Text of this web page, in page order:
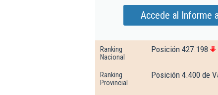
Accede al Informe
Ranking
Nacional
Posición 427.198
Ranking
Provincial
Posición 4.400 de